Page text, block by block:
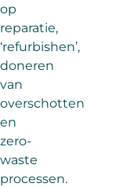
op
reparatie,
‘refurbishen’,
doneren
van
overschotten
en
zero-
waste
processen.